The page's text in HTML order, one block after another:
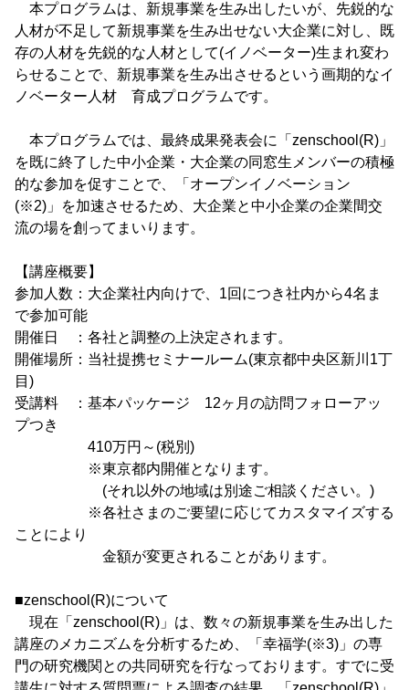
本プログラムは、新規事業を生み出したいが、先鋭的な
人材が不足して新規事業を生み出せない大企業に対し、既
存の人材を先鋭的な人材として(イノベーター)生まれ変わ
らせることで、新規事業を生み出させるという画期的なイ
ノベーター人材 育成プログラムです。
本プログラムでは、最終成果発表会に「zenschool(R)」
を既に終了した中小企業・大企業の同窓生メンバーの積極
的な参加を促すことで、「オープンイノベーション
(※2)」を加速させるため、大企業と中小企業の企業間交
流の場を創ってまいります。
【講座概要】
参加人数：大企業社内向けで、1回につき社内から4名ま
で参加可能
開催日 ：各社と調整の上決定されます。
開催場所：当社提携セミナールーム(東京都中央区新川1丁
目)
受講料 ：基本パッケージ 12ヶ月の訪問フォローアッ
プつき
410万円～(税別)
※東京都内開催となります。
(それ以外の地域は別途ご相談ください。)
※各社さまのご要望に応じてカスタマイズする
ことにより
金額が変更されることがあります。
■zenschool(R)について
現在「zenschool(R)」は、数々の新規事業を生み出した
講座のメカニズムを分析するため、「幸福学(※3)」の専
門の研究機関との共同研究を行なっております。すでに受